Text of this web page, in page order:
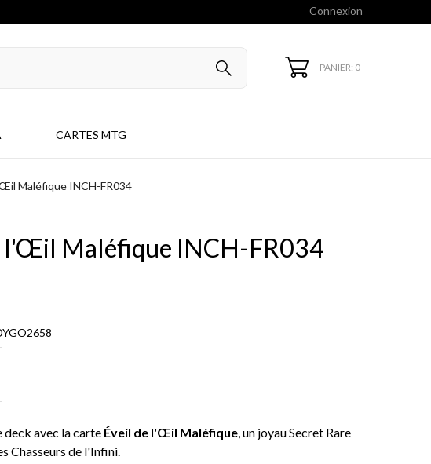
Connexion
PANIER: 0
CARTES MTG
Maléfique INCH-FR034
l'Œil Maléfique INCH-FR034
avec la carte Éveil de l'Œil Maléfique, un joyau Secret Rare
Chasseurs de l'Infini.